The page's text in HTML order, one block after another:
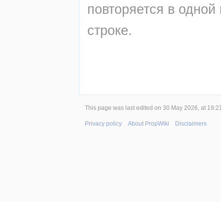
повторяется в
строке.
This page was last edited on 30 May 2026, at
Privacy policy About PropWiki Disclaimers